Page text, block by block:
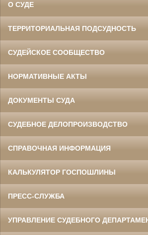
О СУДЕ
ТЕРРИТОРИАЛЬНАЯ ПОДСУДНОСТЬ
СУДЕЙСКОЕ СООБЩЕСТВО
НОРМАТИВНЫЕ АКТЫ
ДОКУМЕНТЫ СУДА
СУДЕБНОЕ ДЕЛОПРОИЗВОДСТВО
СПРАВОЧНАЯ ИНФОРМАЦИЯ
КАЛЬКУЛЯТОР ГОСПОШЛИНЫ
ПРЕСС-СЛУЖБА
УПРАВЛЕНИЕ СУДЕБНОГО